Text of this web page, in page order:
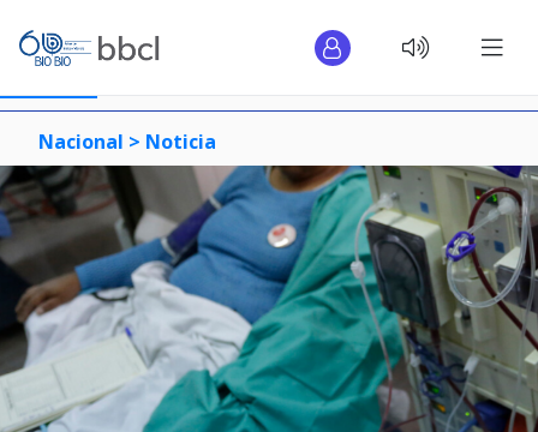
Nacional > Noticia